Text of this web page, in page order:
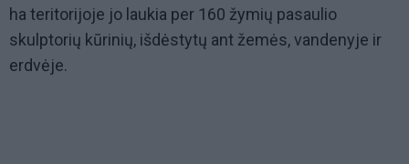
ha teritorijoje jo laukia per 160 žymių pasaulio
skulptorių kūrinių, išdėstytų ant žemės, vandenyje ir
erdvėje.